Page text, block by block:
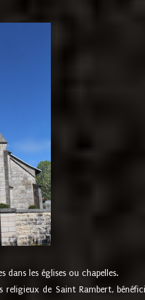
dans les églises ou chapelles.
de Saint Rambert,